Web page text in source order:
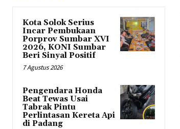
Kota Solok Serius
Incar Pembukaan
Porprov Sumbar XVI
2026, KONI Sumbar
Beri Sinyal Positif
7 Agustus 2026
Pengendara Honda
Beat Tewas Usai
Tabrak Pintu
Perlintasan Kereta Api
di Padang